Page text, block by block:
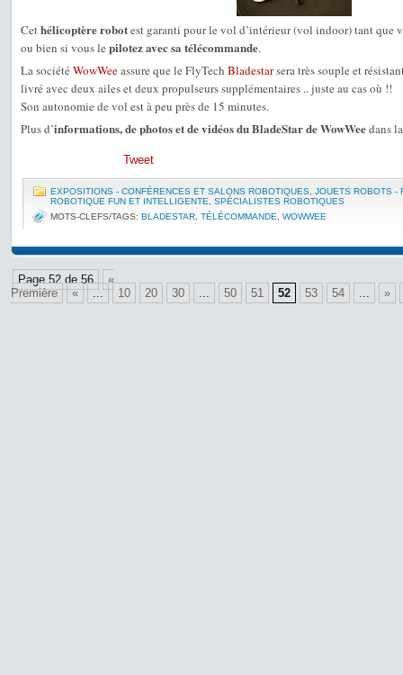
Cethélicoptère robotest garanti pour le vol d’intérieur (vol indoor) tant que
ou bien si vous le pilotez avec sa télécommande.
La société WowWeeassure que le FlyTech Bladestarsera très souple et
livré avec deux ailes et deux propulseurs supplémentaires .. juste au cas où !!
Son autonomie de vol est à peu près de 15 minutes.
Plus d’informations, de photos et de vidéos du BladeStar de WowWeedans
Tweet
EXPOSITIONS - CONFÉRENCES ET SALONS ROBOTIQUES JOUETS ROBOTS -
ROBOTIQUE FUN ET INTELLIGENTE
SPÉCIALISTES ROBOTIQUES
MOTS-CLEFS/TAGS: BLADESTAR TÉLÉCOMMANDE WOWWEE
Page 52 de 56
«
Première
« ... 10 20 30 ... 50 51 52 53 54 ... »